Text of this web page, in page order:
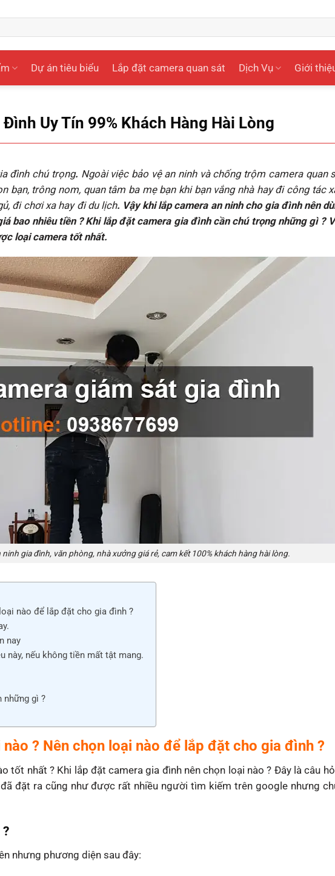
Dự án tiêu biểu Lắp đặt camera quan sát Dịch Vụ Giới
Uy Tín 99% Khách Hàng Hài Lòng
đình chú trọng. Ngoài việc bảo vệ an ninh và chống trộm camera quan
bạn, trông nom, quan tâm ba mẹ bạn khi bạn vắng nhà hay đi công tác
đi chơi xa hay đi du lịch. Vậy khi lắp camera an ninh cho gia đình nên
bao nhiêu tiền ? Khi lắp đặt camera gia đình cần chú trọng những gì ?
loại camera tốt nhất.
gia đình, văn phòng, nhà xưởng giá rẻ, cam kết 100% khách hàng hài lòng.
nào để lắp đặt cho gia đình ?
nay
này, nếu không tiền mất tật mang.
những gì ?
? Nên chọn loại nào để lắp đặt cho gia đình ?
tốt nhất ? Khi lắp đặt camera gia đình nên chọn loại nào ? Đây là câu
đặt ra cũng như được rất nhiều người tìm kiếm trên google nhưng
nhưng phương diện sau đây: